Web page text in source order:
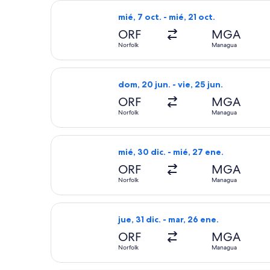
mié, 7 oct. - mié, 21 oct.
ORF
Norfolk
MGA
Managua
Seleccionar vuelo de American
dom, 20 jun. - vie, 25 jun.
ORF
Norfolk
MGA
Managua
Seleccionar vuelo de American
mié, 30 dic. - mié, 27 ene.
ORF
Norfolk
MGA
Managua
Seleccionar vuelo de American
jue, 31 dic. - mar, 26 ene.
ORF
Norfolk
MGA
Managua
Seleccionar vuelo de American